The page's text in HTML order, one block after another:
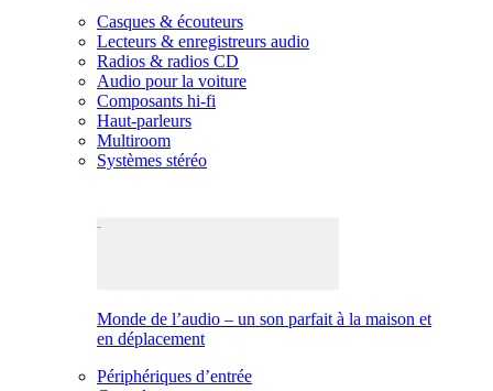
Casques & écouteurs
Lecteurs & enregistreurs audio
Radios & radios CD
Audio pour la voiture
Composants hi-fi
Haut-parleurs
Multiroom
Systèmes stéréo
Monde de l’audio – un son parfait à la maison et
en déplacement
Périphériques d’entrée